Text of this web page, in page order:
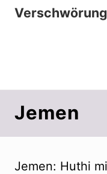
Menu
Zum
Zur
Jemen
Jemen: Huthi